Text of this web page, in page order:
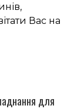
Вас на
для